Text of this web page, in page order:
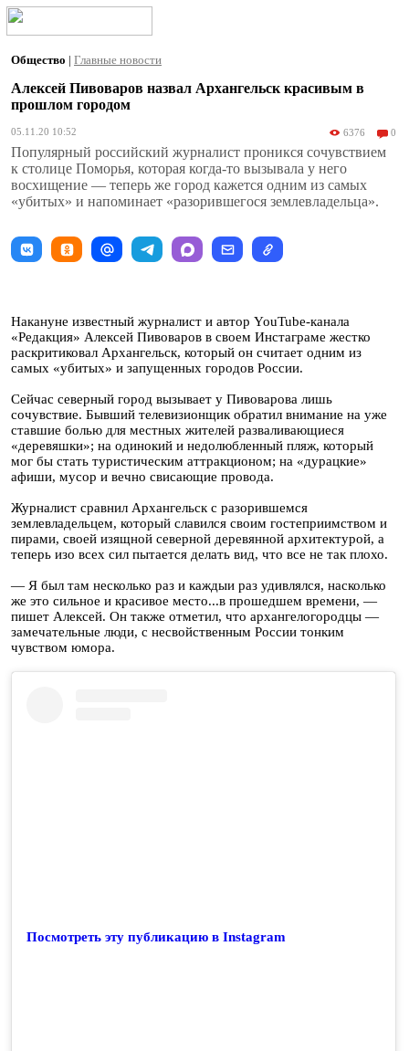
Общество | Главные новости
Алексей Пивоваров назвал Архангельск красивым в
прошлом городом
05.11.20 10:52 6376 0
Популярный российский журналист проникся сочувствием
к столице Поморья, которая когда-то вызывала у него
восхищение — теперь же город кажется одним из самых
«убитых» и напоминает «разорившегося землевладельца».
Накануне известный журналист и автор YouTube-канала
«Редакция» Алексей Пивоваров в своем Инстаграме жестко
раскритиковал Архангельск, который он считает одним из
самых «убитых» и запущенных городов России.
Сейчас северный город вызывает у Пивоварова лишь
сочувствие. Бывший телевизионщик обратил внимание на уже
ставшие болью для местных жителей разваливающиеся
«деревяшки»; на одинокий и недолюбленный пляж, который
мог бы стать туристическим аттракционом; на «дурацкие»
афиши, мусор и вечно свисающие провода.
Журналист сравнил Архангельск с разорившемся
землевладельцем, который славился своим гостеприимством и
пирами, своей изящной северной деревянной архитектурой, а
теперь изо всех сил пытается делать вид, что все не так плохо.
— Я был там несколько раз и каждыи раз удивлялся, насколько
же это сильное и красивое место...в прошедшем времени, —
пишет Алексей. Он также отметил, что архангелогородцы —
замечательные люди, с несвойственным России тонким
чувством юмора.
Посмотреть эту публикацию в Instagram